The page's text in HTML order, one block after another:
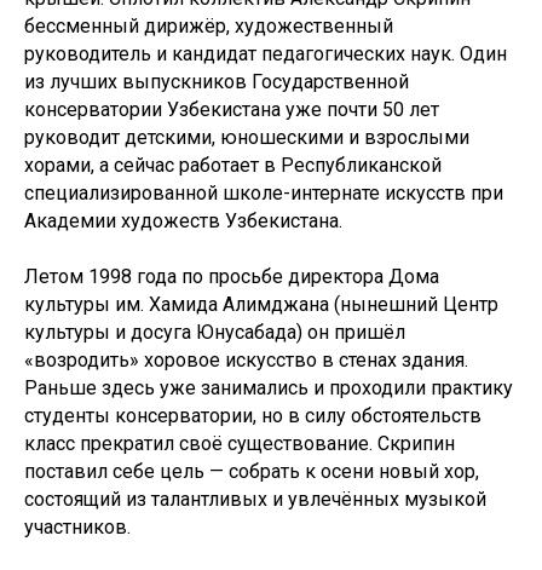
бессменный дирижёр, художественный
руководитель и кандидат педагогических наук. Один
из лучших выпускников Государственной
консерватории Узбекистана уже почти 50 лет
руководит детскими, юношескими и взрослыми
хорами, а сейчас работает в Республиканской
специализированной школе-интернате искусств при
Академии художеств Узбекистана.
Летом 1998 года по просьбе директора Дома
культуры им. Хамида Алимджана (нынешний Центр
культуры и досуга Юнусабада) он пришёл
«возродить» хоровое искусство в стенах здания.
Раньше здесь уже занимались и проходили практику
студенты консерватории, но в силу обстоятельств
класс прекратил своё существование. Скрипин
поставил себе цель — собрать к осени новый хор,
состоящий из талантливых и увлечённых музыкой
участников.